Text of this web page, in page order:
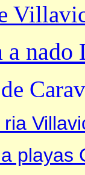
a nado
playas